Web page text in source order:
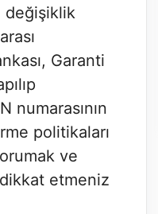
değişiklik
Garanti
numarasının
politikaları
ve
etmeniz